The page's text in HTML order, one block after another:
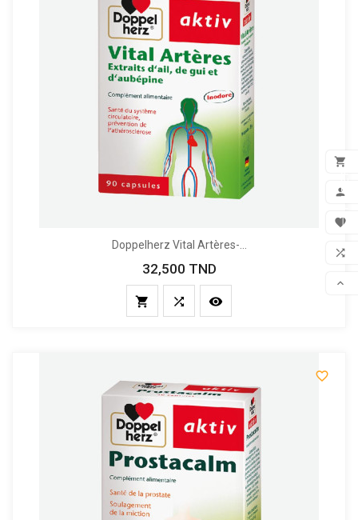





Doppelherz Vital Artères-...
Prix
32,500 TND
  

FILTER